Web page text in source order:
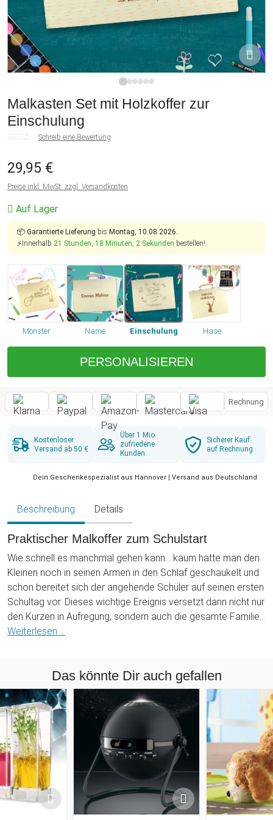
Malkasten Set mit Holzkoffer zur
Einschulung
Schreib eine Bewertung
29,95 €
Preise inkl. MwSt. zzgl. Versandkosten
Auf Lager
📦 Garantierte Lieferung bis Montag, 10.08.2026.
⚡Innerhalb 21 Stunden, 18 Minuten, 1 Sekundebestellen!
Monster Name Einschulung Hase
PERSONALISIEREN
Rechnung
Kostenloser
Versand ab 50 €
Über 1 Mio.
zufriedene
Kunden
Sicherer Kauf
auf Rechnung
Dein Geschenkespezialist aus Hannover | Versand aus Deutschland
Beschreibung Details
Praktischer Malkoffer zum Schulstart
Wie schnell es manchmal gehen kann... kaum hatte man den
Kleinen noch in seinen Armen in den Schlaf geschaukelt und
schon bereitet sich der angehende Schüler auf seinen ersten
Schultag vor. Dieses wichtige Ereignis versetzt dann nicht nur
den Kurzen in Aufregung, sondern auch die gesamte Familie.
Schließlich wird jetzt die traditionelle Schultüte vorbereitet
und und... Manche Eltern veranstalten sogar eine kleine Feier,
um diesen wichtigen Schritt zu zelebrieren und da dürfen
natürlich auch die passenden Geschenke nicht fehlen. Wie
wäre es denn mit einem personalisierten Malkasten Set mit
Holzkoffer zur Einschulung?
Mit dem 67-teiligen Malset bekommt der angehende Schüler
alles, was er für das Ausleben seiner Kreativität braucht:
einen 30-blättrigen Malblock in DIN A4 Format, ein Lineal mit
Bleistift, Radiergummi und Pinsel sowie auch einen
Weiterlesen ...
Das könnte Dir auch gefallen